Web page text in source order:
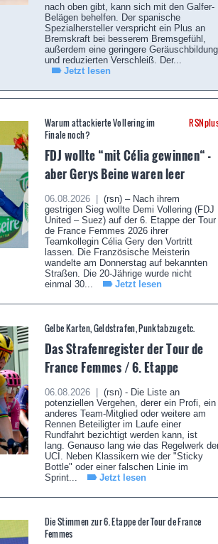
nach oben gibt, kann sich mit den Galfer-
Belägen behelfen. Der spanische
Spezialhersteller verspricht ein Plus an
Bremskraft bei besserem Bremsgefühl,
außerdem eine geringere Geräuschbildung
und reduzierten Verschleiß. Der...
Jetzt lesen
Warum attackierte Vollering im
Finale noch?
FDJ wollte “mit Célia gewinnen“ -
aber Gerys Beine waren leer
06.08.2026 |
(rsn) – Nach ihrem
gestrigen Sieg wollte Demi Vollering (FDJ
United – Suez) auf der 6. Etappe der Tour
de France Femmes 2026 ihrer
Teamkollegin Célia Gery den Vortritt
lassen. Die Französische Meisterin
wandelte am Donnerstag auf bekannten
Straßen. Die 20-Jährige wurde nicht
einmal 30...
Jetzt lesen
Gelbe Karten, Geldstrafen, Punktabzug etc.
Das Strafenregister der Tour de
France Femmes / 6. Etappe
06.08.2026 |
(rsn) - Die Liste an
potenziellen Vergehen, derer ein Profi, ein
anderes Team-Mitglied oder weitere am
Rennen Beteiligter im Laufe einer
Rundfahrt bezichtigt werden kann, ist
lang. Genauso lang wie das Regelwerk
UCI. Neben Klassikern wie der "Sticky
Bottle" oder einer falschen Linie im
Sprint...
Jetzt lesen
Die Stimmen zur 6. Etappe der Tour de France
Femmes